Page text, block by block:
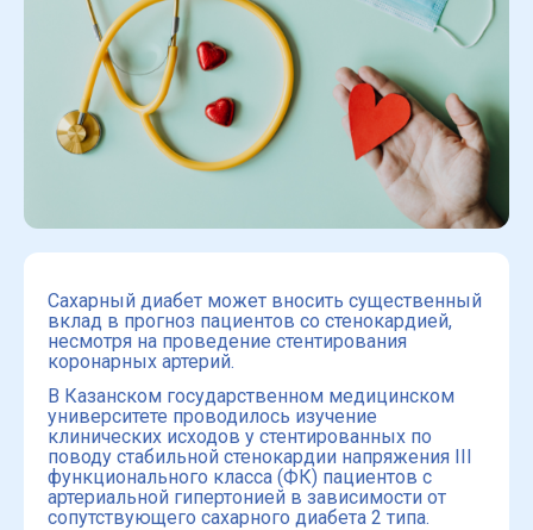
Сахарный диабет может вносить существенный
вклад в прогноз пациентов со стенокардией,
несмотря на проведение стентирования
коронарных артерий.
В Казанском государственном медицинском
университете проводилось изучение
клинических исходов у стентированных по
поводу стабильной стенокардии напряжения III
функционального класса (ФК) пациентов с
артериальной гипертонией в зависимости от
сопутствующего сахарного диабета 2 типа.